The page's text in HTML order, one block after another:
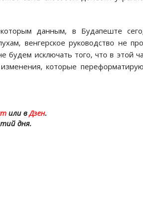
данным, в Будапеште
венгерское руководство не
будем исключать того, что в этой
которые
или вДзен.
дня.